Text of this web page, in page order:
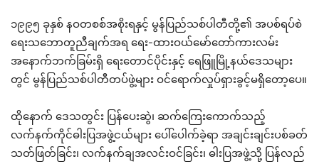
၁၉၉၅ ခုနှစ် နဝတစစ်အစိုးရနှင့် မွန်ပြည်သစ်ပါတီတို့၏ အပစ်ရပ်စဲ
ရေးသဘောတူညီချက်အရ ရေး-ထားဝယ်မော်တော်ကားလမ်း
အနောက်ဘက်ခြမ်းရှိ ရေးတောင်ပိုင်းနှင့် ရေဖြူမြို့နယ်ဒေသများ
တွင် မွန်ပြည်သစ်ပါတီတပ်ဖွဲ့များ ဝင်ရောက်လှုပ်ရှားခွင့်မရှိတော့ပေ။
ထိုနောက် ဒေသတွင်း ပြန်ပေးဆွဲ၊ ဆက်ကြေးကောက်သည့်
လက်နက်ကိုင်ဓါးပြအဖွဲ့ငယ်များ ပေါ်ပေါက်ခဲ့ရာ အချင်းချင်းပစ်ခတ်
သတ်ဖြတ်ခြင်း၊ လက်နက်ချအလင်းဝင်ခြင်း၊ ဓါးပြအဖွဲ့သို့ ပြန်လည်